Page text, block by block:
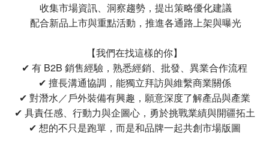
收集市場資訊、洞察趨勢，提出策略優化建議
配合新品上市與重點活動，推進各通路上架與曝光
【我們在找這樣的你】
✔ 有 B2B 銷售經驗，熟悉經銷、批發、異業合作流程
✔ 擅長溝通協調，能獨立拜訪與維繫商業關係
✔ 對潛水／戶外裝備有興趣，願意深度了解產品與產業
✔ 具責任感、行動力與企圖心，勇於挑戰業績與開疆拓土
✔ 想的不只是跑單，而是和品牌一起共創市場版圖